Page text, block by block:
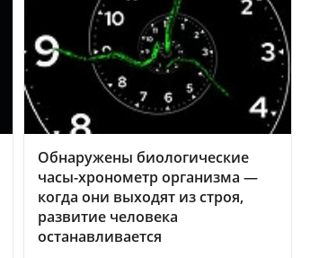
Обнаружены биологические
часы-хронометр организма —
когда они выходят из строя,
развитие человека
останавливается